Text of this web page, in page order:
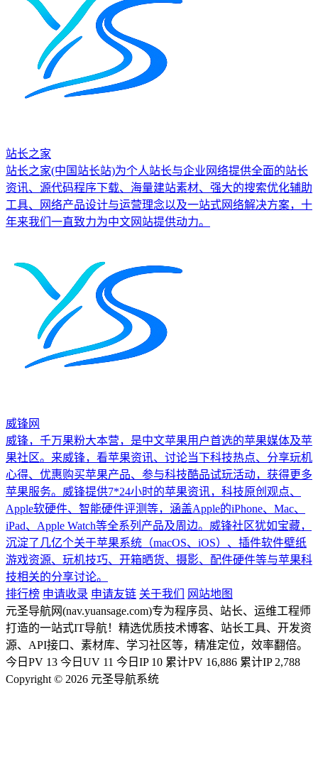
站长之家
站长之家(中国站长站)为个人站长与企业网络提供全面的站长
资讯、源代码程序下载、海量建站素材、强大的搜索优化辅助
工具、网络产品设计与运营理念以及一站式网络解决方案，十
年来我们一直致力为中文网站提供动力。
威锋网
威锋，千万果粉大本营，是中文苹果用户首选的苹果媒体及苹
果社区。来威锋，看苹果资讯、讨论当下科技热点、分享玩机
心得、优惠购买苹果产品、参与科技酷品试玩活动，获得更多
苹果服务。威锋提供7*24小时的苹果资讯，科技原创观点、
Apple软硬件、智能硬件评测等，涵盖Apple的iPhone、Mac、
iPad、Apple Watch等全系列产品及周边。威锋社区犹如宝藏，
沉淀了几亿个关于苹果系统（macOS、iOS）、插件软件壁纸
游戏资源、玩机技巧、开箱晒货、摄影、配件硬件等与苹果科
技相关的分享讨论。
排行榜 申请收录 申请友链 关于我们
网站地图
元圣导航网(nav.yuansage.com)专为程序员、站长、运维工程师
打造的一站式IT导航！精选优质技术博客、站长工具、开发资
源、API接口、素材库、学习社区等，精准定位，效率翻倍。
今日PV 13 今日UV 11 今日IP 10 累计PV 16,886 累计IP 2,788
Copyright © 2026 元圣导航系统